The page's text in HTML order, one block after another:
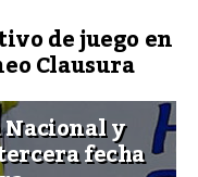
de juego en
Clausura
Nacional y
fecha